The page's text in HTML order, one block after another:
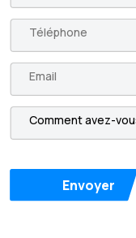
Envoyer